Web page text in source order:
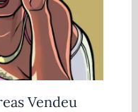
Vendeu